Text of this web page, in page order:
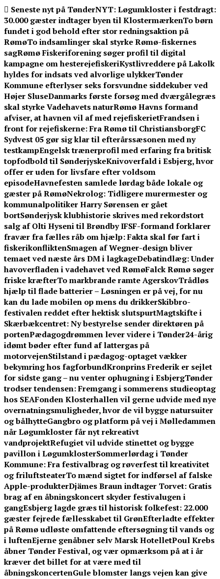
Skip
to
content
Seneste nyt på TønderNYT:Løgumkloster i festdragt:
30.000 gæster indtager byen til KlostermærkenTo børn
fundet i god behold efter stor redningsaktion på
RømøTo indsamlinger skal styrke Rømø-fiskernes
sagRømø Fiskeriforening søger profil til digital
kampagne om hesterejefiskeriKystlivreddere på Lakolk
hyldes for indsats ved alvorlige ulykkerTønder
Kommune efterlyser seks forsvundne siddekuber ved
Højer SluseDanmarks første forsøg med dværgålegræs
skal styrke Vadehavets naturRømø Havns formand
afviser, at havnen vil af med rejefiskerietFrandsen i
front for rejefiskerne: Fra Rømø til ChristiansborgFC
Sydvest 05 gør sig klar til efterårssæsonen med ny
testkampEngelsk trænerprofil med erfaring fra britisk
topfodbold til SønderjyskeKnivoverfald i Esbjerg, hvor
offer er uden for livsfare efter voldsom
episodeHavnefesten samlede lørdag både lokale og
gæster på RømøNekrolog: Tidligere murermester og
kommunalpolitiker Harry Sørensen er gået
bortSønderjysk klubhistorie skrives med rekordstort
salg af Olti Hyseni til Brøndby IFSF-formand forklarer
fravær fra fælles råb om hjælp: Fakta skal før fart i
fiskerikonfliktenSmagen af Wegner-design bliver
temaet ved næste års DM i lagkageDebatindlæg: Under
havoverfladen i vadehavet ved RømøFalck Rømø søger
friske kræfterTo markbrande ramte AgerskovTrådløs
hjælp til flade batterier – Løsningen er på vej, for nu
kan du lade mobilen op mens du drikkerSkibbro-
festivalen reddet efter hektisk slutspurtMagtskifte i
Skærbækcentret: Ny bestyrelse sender direktøren på
portenPædagogdrømmen lever videre i Tønder24-årig
idømt bøder efter fund af lattergas på
motorvejenStilstand i pædagog-optaget vækker
bekymring hos fagforbundKronprins Frederik er sejlet
for sidste gang – nu venter ophugning i EsbjergTønder
trodser tendensen: Fremgang i sommerens studieoptag
hos SEAFonden Klosterhallen vil gerne udvide med nye
overnatningsmuligheder, hvor de vil bygge natursuiter
og bålhytteGangbro og platform på vej i Mølledammen
når Løgumkloster får nyt rekreativt
vandprojektRefugiet vil udvide stinettet og bygge
pavillon i LøgumklosterSommerlørdag i Tønder
Kommune: Fra festivalbrag og røverfest til kreativitet
og friluftsteaterTo mænd sigtet for indførsel af falske
Apple-produkterDjämes Braun indtager Torvet: Gratis
brag af en åbningskoncert skyder festivalugen i
gangEsbjerg lagde græs til historisk folkefest: 22.000
gæster fejrede fællesskabet til GrønEfterladte effekter
på Rømø udløste omfattende eftersøgning til vands og
i luftenEjerne genåbner selv Marsk HotelletPoul Krebs
åbner Tønder Festival, og vær opmærksom på at i år
kræver det billet for at være med til
åbningskoncertenGule blomster langs vejen kan give